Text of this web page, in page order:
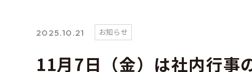
2025.10.21 お知らせ
11月7日（金）は社内行事